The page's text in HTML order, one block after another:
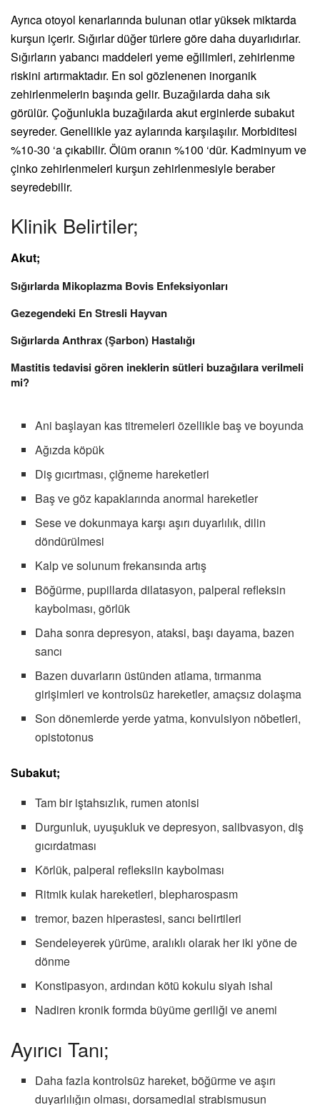
Ayrıca otoyol kenarlarında bulunan otlar yüksek miktarda
kurşun içerir. Sığırlar düğer türlere göre daha duyarlıdırlar.
Sığırların yabancı maddeleri yeme eğilimleri, zehirlenme
riskini artırmaktadır. En sol gözlenenen inorganik
zehirlenmelerin başında gelir. Buzağılarda daha sık
görülür. Çoğunlukla buzağılarda akut erginlerde subakut
seyreder. Genellikle yaz aylarında karşılaşılır. Morbiditesi
%10-30 ‘a çıkabilir. Ölüm oranın %100 ‘dür. Kadminyum ve
çinko zehirlenmeleri kurşun zehirlenmesiyle beraber
seyredebilir.
Klinik Belirtiler;
Akut;
Sığırlarda Mikoplazma Bovis Enfeksiyonları
Gezegendeki En Stresli Hayvan
Sığırlarda Anthrax (Şarbon) Hastalığı
Mastitis tedavisi gören ineklerin sütleri buzağılara verilmeli
mi?
Ani başlayan kas titremeleri özellikle baş ve boyunda
Ağızda köpük
Diş gıcırtması, çiğneme hareketleri
Baş ve göz kapaklarında anormal hareketler
Sese ve dokunmaya karşı aşırı duyarlılık, dilin
döndürülmesi
Kalp ve solunum frekansında artış
Böğürme, pupillarda dilatasyon, palperal refleksin
kaybolması, görlük
Daha sonra depresyon, ataksi, başı dayama, bazen
sancı
Bazen duvarların üstünden atlama, tırmanma
girişimleri ve kontrolsüz hareketler, amaçsız dolaşma
Son dönemlerde yerde yatma, konvulsiyon nöbetleri,
opistotonus
Subakut;
Tam bir iştahsızlık, rumen atonisi
Durgunluk, uyuşukluk ve depresyon, salibvasyon, diş
gıcırdatması
Körlük, palperal refleksiin kaybolması
Ritmik kulak hareketleri, blepharospasm
tremor, bazen hiperastesi, sancı belirtileri
Sendeleyerek yürüme, aralıklı olarak her iki yöne de
dönme
Konstipasyon, ardından kötü kokulu siyah ishal
Nadiren kronik formda büyüme geriliği ve anemi
Ayırıcı Tanı;
Daha fazla kontrolsüz hareket, böğürme ve aşırı
duyarlılığın olması, dorsamedial strabismusun